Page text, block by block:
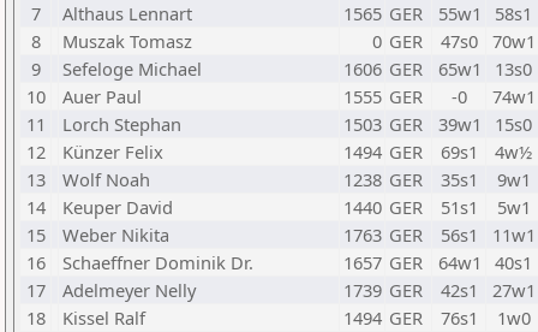
7
Althaus Lennart 1565 GER 55w1
58s1
8
Muszak Tomasz 0 GER 47s0 70w1
9
Sefeloge Michael 1606 GER 65w1
13s0
10
Auer Paul 1555 GER -0
74w1
11
Lorch Stephan 1503 GER 39w1
15s0
12
Künzer Felix 1494 GER 69s1
4w½
13
Wolf Noah 1238 GER 35s1
9w1
14
Keuper David 1440 GER 51s1
5w1
15
Weber Nikita 1763 GER 56s1
11w1
16
Schaeffner Dominik Dr. 1657 GER 64w1
40s1
17
Adelmeyer Nelly 1739 GER 42s1
27w1
18
Kissel Ralf 1494 GER 76s1
1w0